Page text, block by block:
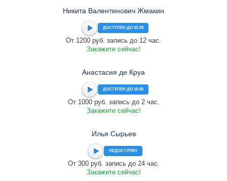
Никита Валентинович Жмакин
ДОСТУПЕН ДО 23:59
От 1200 руб. запись до 12 час.
Закажите сейчас!
Анастасия де Круа
ДОСТУПЕН ДО 18:00
От 1000 руб. запись до 2 час.
Закажите сейчас!
Илья Сырьев
НЕДОСТУПЕН
От 300 руб. запись до 24 час.
Закажите сейчас!